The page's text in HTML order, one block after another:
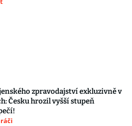
zpravodajství exkluzivně v
Česku hrozil vyšší stupeň